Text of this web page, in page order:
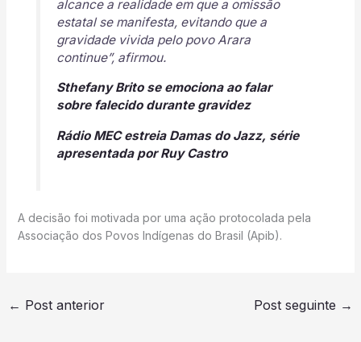
alcance a realidade em que a omissão
estatal se manifesta, evitando que a
gravidade vivida pelo povo Arara
continue”, afirmou.
Sthefany Brito se emociona ao falar
sobre falecido durante gravidez
Rádio MEC estreia Damas do Jazz, série
apresentada por Ruy Castro
A decisão foi motivada por uma ação protocolada pela
Associação dos Povos Indígenas do Brasil (Apib).
← Post anterior Post seguinte →